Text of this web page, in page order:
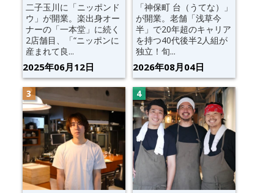
二子玉川に「ニッポンド
ウ」が開業。楽出身オー
ナーの「一本堂」に続く
2店舗目、「“ニッポンに
産まれて良...
2025年06月12日
「神保町 台（うてな）」
が開業。老舗「浅草今
半」で20年超のキャリア
を持つ40代後半2人組が
独立！旬...
2026年08月04日